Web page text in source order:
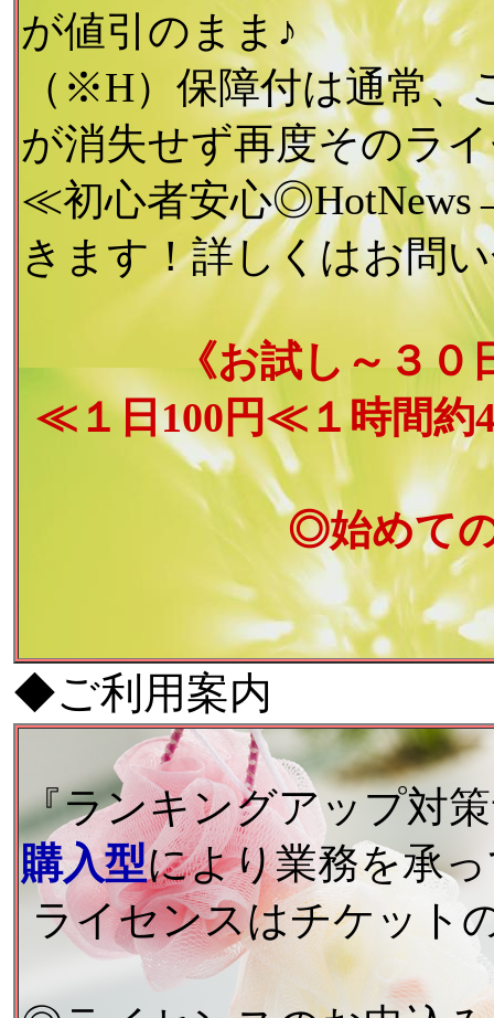
が値引のまま♪
（※H）保障付は通常
が消失せず再度そのラ
≪初心者安心
きます！詳しくはお問
《お試し～３
≪１日100円≪１時間約
◎始めて
◆ご利用案内
『ランキングアップ対
購入型により業務を承
ライセンスはチケット